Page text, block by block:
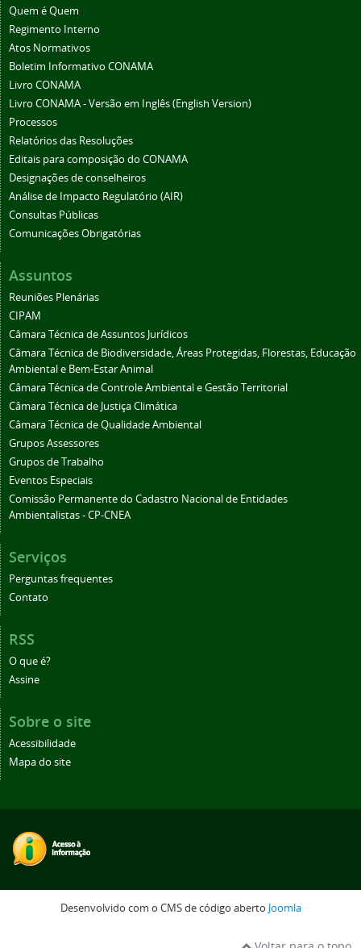
Quem é Quem
Regimento Interno
Atos Normativos
Boletim Informativo CONAMA
Livro CONAMA
Livro CONAMA - Versão em Inglês (English Version)
Processos
Relatórios das Resoluções
Editais para composição do CONAMA
Designações de conselheiros
Análise de Impacto Regulatório (AIR)
Consultas Públicas
Comunicações Obrigatórias
Assuntos
Reuniões Plenárias
CIPAM
Câmara Técnica de Assuntos Jurídicos
Câmara Técnica de Biodiversidade, Áreas Protegidas, Florestas, Educação
Ambiental e Bem-Estar Animal
Câmara Técnica de Controle Ambiental e Gestão Territorial
Câmara Técnica de Justiça Climática
Câmara Técnica de Qualidade Ambiental
Grupos Assessores
Grupos de Trabalho
Eventos Especiais
Comissão Permanente do Cadastro Nacional de Entidades
Ambientalistas - CP-CNEA
Serviços
Perguntas frequentes
Contato
RSS
O que é?
Assine
Sobre o site
Acessibilidade
Mapa do site
Desenvolvido com o CMS de código aberto Joomla